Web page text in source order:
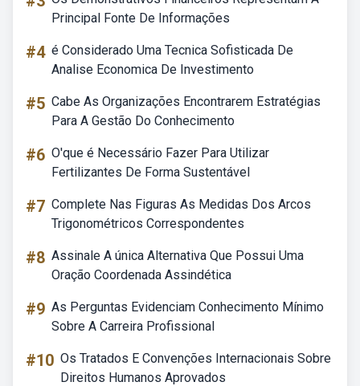
Principal Fonte De Informações
#4 é Considerado Uma Tecnica Sofisticada De
Analise Economica De Investimento
#5 Cabe As Organizações Encontrarem Estratégias
Para A Gestão Do Conhecimento
#6 O'que é Necessário Fazer Para Utilizar
Fertilizantes De Forma Sustentável
#7 Complete Nas Figuras As Medidas Dos Arcos
Trigonométricos Correspondentes
#8 Assinale A única Alternativa Que Possui Uma
Oração Coordenada Assindética
#9 As Perguntas Evidenciam Conhecimento Mínimo
Sobre A Carreira Profissional
#10 Os Tratados E Convenções Internacionais Sobre
Direitos Humanos Aprovados